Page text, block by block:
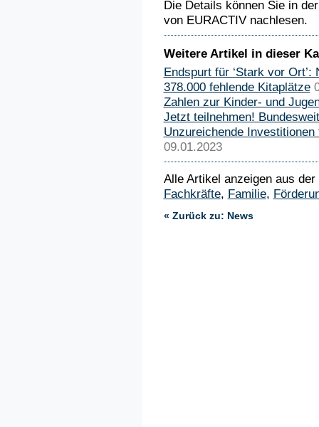
Die Details können Sie in
von EURACTIV nachlesen.
Weitere Artikel in dieser
Endspurt für ‘Stark vor
378.000 fehlende Kitaplätze
Zahlen zur Kinder- und
Jetzt teilnehmen!
Unzureichende
09.01.2023
Alle Artikel anzeigen aus
Fachkräfte, Familie,
« Zurück zu: News